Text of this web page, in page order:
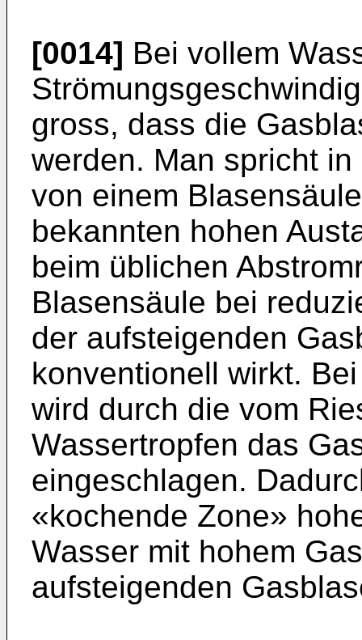
[0014] Bei vollem
gross, dass die
werden. Man spricht
von einem
bekannten hohen
beim üblichen
Blasensäule bei
der aufsteigenden
konventionell wirkt.
wird durch die vom
Wassertropfen das
eingeschlagen.
«kochende Zone»
Wasser mit hohem
aufsteigenden